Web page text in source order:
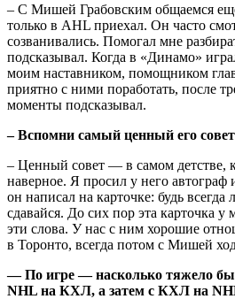
– С Мишей Грабовским общаемся
только в АHL приехал. Он часто
созванивались. Помогал мне
подсказывал. Когда в «Динамо»
моим наставником, помощником
приятно с ними поработать, после
моменты подсказывал.
– Вспомни самый ценный его
– Ценный совет — в самом детстве,
наверное. Я просил у него автограф
он написал на карточке: будь
сдавайся. До сих пор эта карточка
эти слова. У нас с ним хорошие
в Торонто, всегда потом с Мишей
— По игре — насколько тяжело
NHL на КХЛ, а затем с КХЛ на